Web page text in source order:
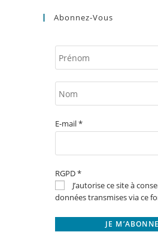
Abonnez-Vous
E-mail*
RGPD*
J’autorise ce site à
données transmises via ce